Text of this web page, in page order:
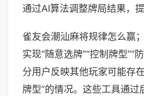
通过AI算法调整牌局结果，提
雀友会潮汕麻将规律怎么赢
实现“随意选牌”“控制牌型”“
分用户反映其他玩家可能存
牌型”的情况。这些工具通